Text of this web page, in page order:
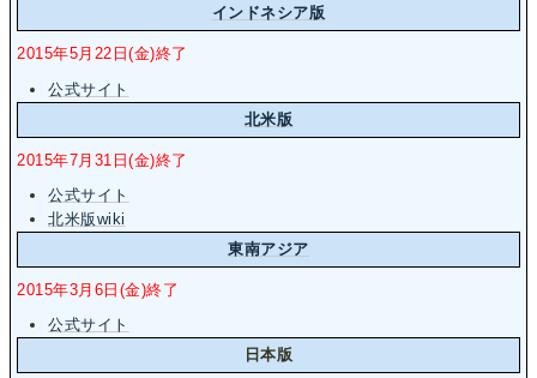
インドネシア版
2015年5月22日(金)終了
公式サイト
北米版
2015年7月31日(金)終了
公式サイト
北米版wiki
東南アジア
2015年3月6日(金)終了
公式サイト
日本版